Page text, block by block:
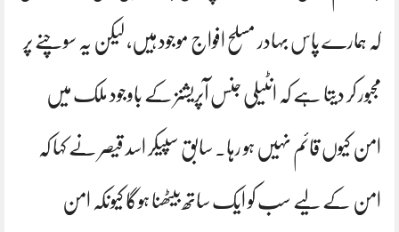
کہ ہمارے پاس بہادر مسلح افواج موجود ہیں، لیکن یہ سوچنے پر
مجبور کر دیتا ہے کہ انٹیلی جنس آپریشنز کے باوجود ملک میں
امن کیوں قائم نہیں ہو رہا۔ سابق سپیکر اسد قیصر نے کہا کہ
امن کے لیے سب کو ایک ساتھ بیٹھنا ہوگا کیونکہ امن